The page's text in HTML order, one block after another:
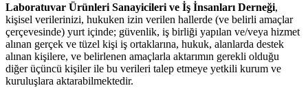
Laboratuvar Ürünleri Sanayicileri ve İş İnsanları Derneği,
kişisel verilerinizi, hukuken izin verilen hallerde (ve belirli amaçlar
çerçevesinde) yurt içinde; güvenlik, iş birliği yapılan ve/veya hizmet
alınan gerçek ve tüzel kişi iş ortaklarına, hukuk, alanlarda destek
alınan kişilere, ve belirlenen amaçlarla aktarımın gerekli olduğu
diğer üçüncü kişiler ile bu verileri talep etmeye yetkili kurum ve
kuruluşlara aktarabilmektedir.